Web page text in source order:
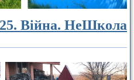
Війна. НеШкола